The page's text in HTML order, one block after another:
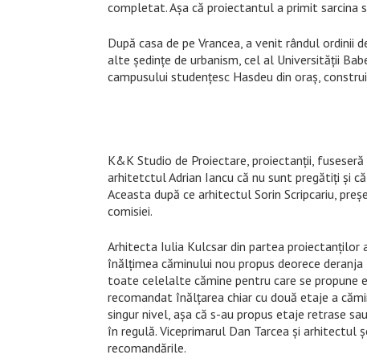
completat. Așa că proiectantul a primit sarcina
După casa de pe Vrancea, a venit rândul
alte ședințe de urbanism, cel al Universității
campusului studențesc Hasdeu din oraș,
K&K Studio de Proiectare, proiectanții,
arhitetctul Adrian Iancu că nu sunt pregătiți și
Aceasta după ce arhitectul Sorin Scripcariu,
comisiei.
Arhitecta Iulia Kulcsar din partea
înălțimea căminului nou propus deorece
toate celelalte cămine pentru care se propune
recomandat înălțarea chiar cu două etaje a
singur nivel, așa că s-au propus etaje retrase
în regulă. Viceprimarul Dan Tarcea și arhitectul
recomandările.